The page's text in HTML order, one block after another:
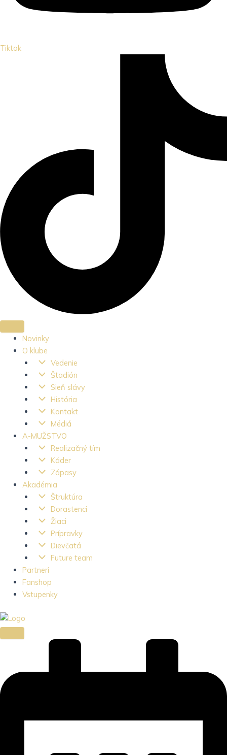
Tiktok
Novinky
O klube
Vedenie
Štadión
Sieň slávy
História
Kontakt
Médiá
A-MUŽSTVO
Realizačný tím
Káder
Zápasy
Akadémia
Štruktúra
Dorastenci
Žiaci
Prípravky
Dievčatá
Future team
Partneri
Fanshop
Vstupenky